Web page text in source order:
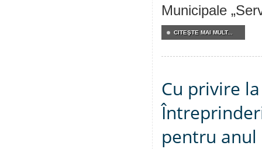
Municipale
CITEŞTE MAI MULT...
Cu privire
pentru anul